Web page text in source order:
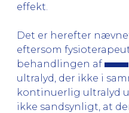
effekt.
Det er herefter
eftersom
behandlingen af
ultralyd, der ikke i
kontinuerlig ultralyd
ikke sandsynligt, at